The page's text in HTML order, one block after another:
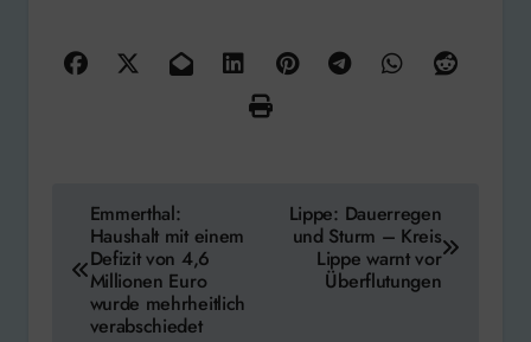
Beitragsnavigation
Emmerthal:
Haushalt mit einem
Defizit von 4,6
Millionen Euro
wurde mehrheitlich
verabschiedet
Lippe: Dauerregen
und Sturm – Kreis
Lippe warnt vor
Überflutungen